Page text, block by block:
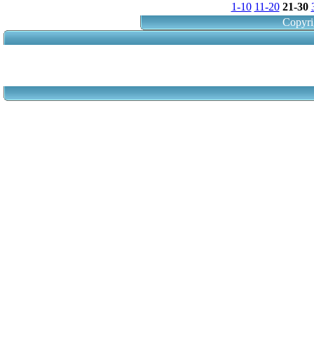
1-10 11-20 21-30